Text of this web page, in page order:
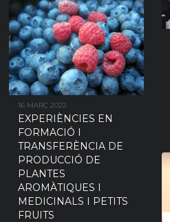
16 MARÇ 2022
EXPERIÈNCIES EN
FORMACIÓ I
TRANSFERÈNCIA DE
PRODUCCIÓ DE
PLANTES
AROMÀTIQUES I
MEDICINALS I PETITS
FRUITS